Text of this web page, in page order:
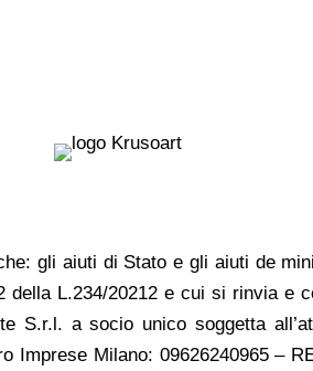
gli aiuti di Stato e gli aiuti de
della L.234/20212 e cui si rinvia e
S.r.l. a socio unico soggetta
Imprese Milano: 09626240965 –